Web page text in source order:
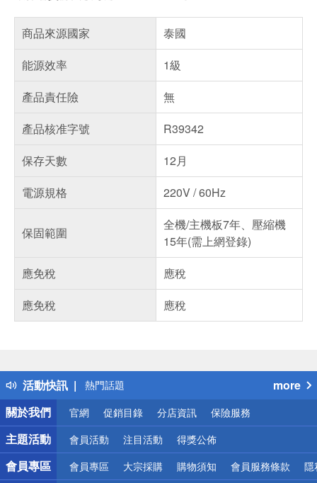
商品來源國家
泰國
能源效率
1級
產品責任險
無
產品核准字號
R39342
保存天數
12月
電源規格
220V / 60Hz
保固範圍
全機/主機板7年、壓縮機
15年(需上網登錄)
應免稅
應稅
應免稅
應稅
活動快訊
得獎公告
熱門話題
銀行優惠
偏遠地區配送
詐騙網頁！請小心！
more
關於我們
官網 促銷目錄 分店資訊 保險服務
主題活動 會員活動 注目活動 得獎公佈
會員專區 會員專區 大宗採購 購物須知 會員服務條款 隱